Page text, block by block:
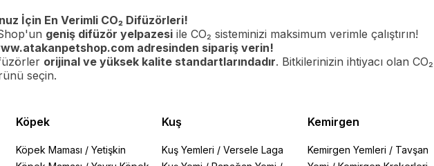
İçin En Verimli CO₂ Difüzörleri!
geniş difüzör yelpazesi ile CO₂ sisteminizi maksimum verimle çalıştırın!
adresinden sipariş verin!
orijinal ve yüksek kalite standartlarındadır. Bitkilerinizin ihtiyacı olan
seçin.
Köpek
Köpek Maması /Yetişkin
Kuş
Kuş Yemleri / Versele Laga
Kemirgen
Kemirgen Yemleri / Tavşan